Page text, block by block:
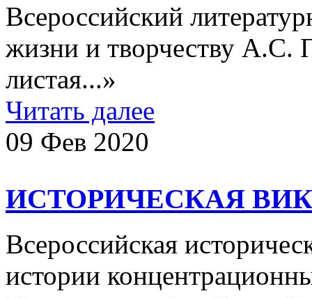
Всероссийский
жизни и творчеству
листая...»
Читать далее
09 Фев 2020
ИСТОРИЧЕСКАЯ
Всероссийская
истории